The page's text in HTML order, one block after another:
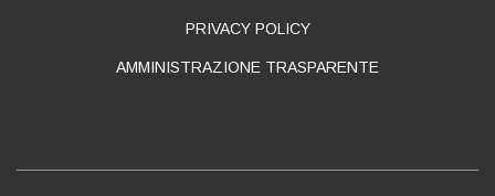
PRIVACY POLICY
AMMINISTRAZIONE TRASPARENTE